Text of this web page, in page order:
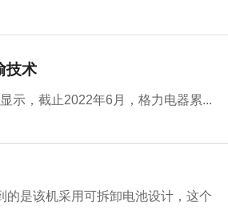
技术
示，截止2022年6月，格力电器累...
是该机采用可拆卸电池设计，这个